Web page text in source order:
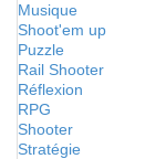
Musique
Shoot'em up
Puzzle
Rail Shooter
Réflexion
RPG
Shooter
Stratégie